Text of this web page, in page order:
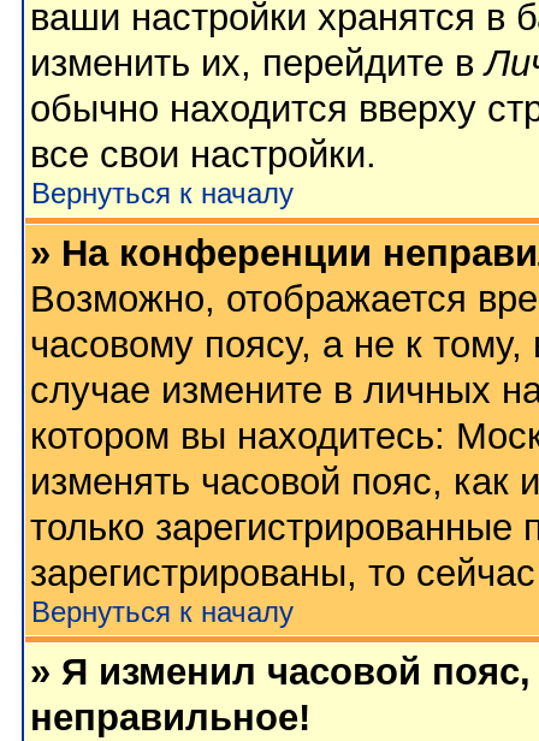
ваши настройки хранятся в
изменить их, перейдите в
обычно находится вверху
все свои настройки.
Вернуться к началу
» На конференции
Возможно, отображается
часовому поясу, а не к
случае измените в личных
котором вы находитесь:
изменять часовой пояс, как
только
зарегистрированы, то
Вернуться к началу
» Я изменил часовой
неправильное!